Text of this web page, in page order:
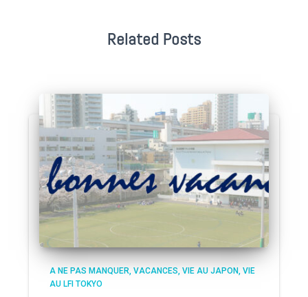
Related Posts
A NE PAS MANQUER VACANCES VIE AU JAPON VIE
AU LFI TOKYO